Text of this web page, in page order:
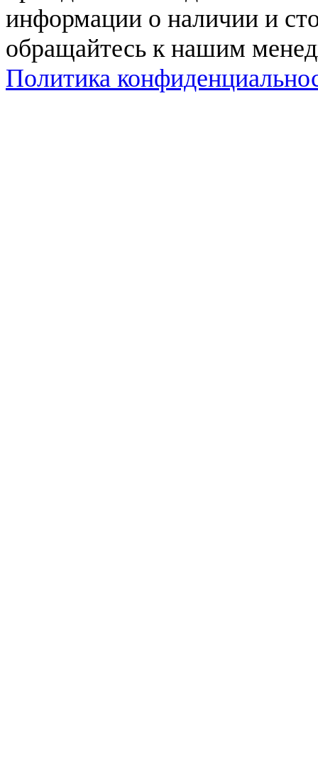
информации о наличии и
обращайтесь к нашим
Политика